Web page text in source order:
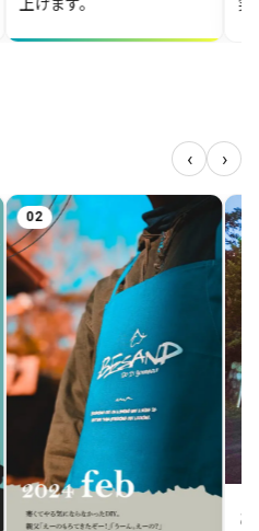
‹ ›
2023.07.29
どこでも升